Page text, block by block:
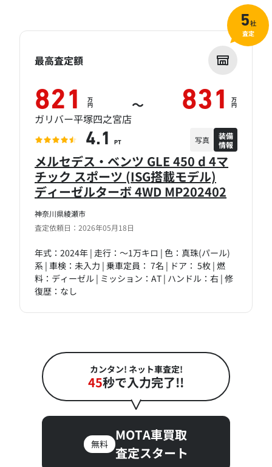
神奈川県綾瀬市
査定依頼日：2026年05月18日
メルセデス・ベンツ GLE 450 d 4マ
チック スポーツ (ISG搭載モデル)
ディーゼルターボ 4WD MP202402
年式：2024年 | 走行：～1万キロ | 色：真珠(パール)
系 | 車検：未入力 | 乗車定員： 7名 | ドア： 5枚 | 燃
料：ディーゼル | ミッション：AT | ハンドル：右 | 修
復歴：なし
最高査定額
821 万
円 ～ 831 万
円
ガリバー平塚四之宮店
4.1 PT 写真
装備
情報
5社
査定
カンタン! ネット車査定!
45秒で入力完了!!
無料
MOTA車買取
査定スタート